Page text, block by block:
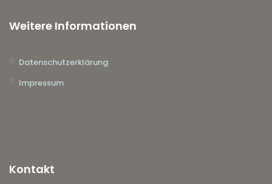
Weitere Informationen
Datenschutzerklärung
Impressum
Kontakt